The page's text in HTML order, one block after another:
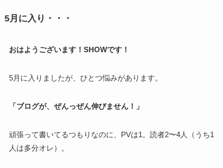
5月に入り・・・
おはようございます！SHOWです！
5月に入りましたが、ひとつ悩みがあります。
「ブログが、ぜんっぜん伸びません！」
頑張って書いてるつもりなのに、PVは1。読者2〜4人（うち1
人は多分オレ）。